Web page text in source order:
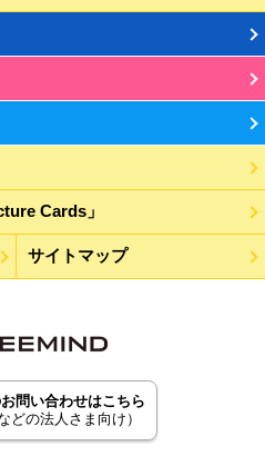
Cards」
サイトマップ
問い合わせはこちら
どの法人さま向け）